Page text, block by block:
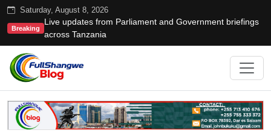
Saturday, August 8, 2026
Breaking
Live updates from Parliament and Government briefings
across Tanzania